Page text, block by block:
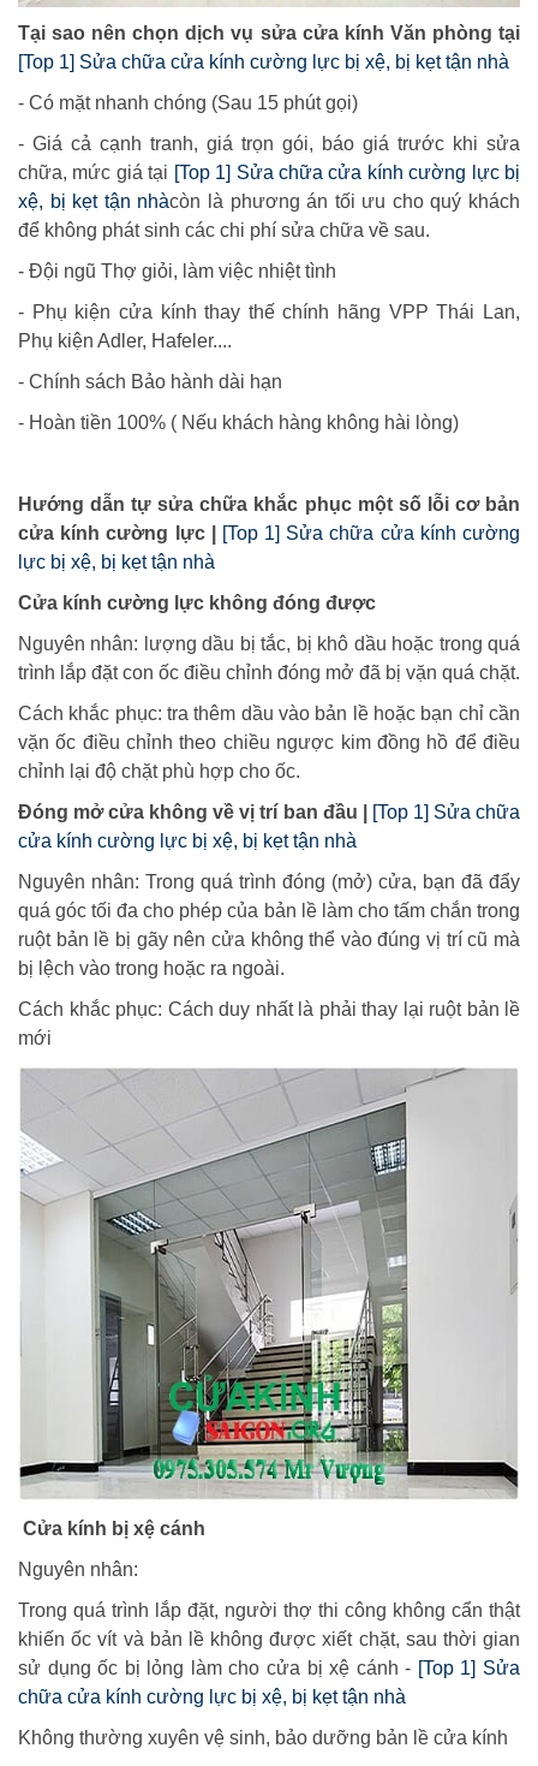
Tại sao nên chọn dịch vụ sửa cửa kính Văn phòng tại
[Top 1] Sửa chữa cửa kính cường lực bị xệ, bị kẹt tận nhà
- Có mặt nhanh chóng (Sau 15 phút gọi)
- Giá cả cạnh tranh, giá trọn gói, báo giá trước khi sửa
chữa, mức giá tại [Top 1] Sửa chữa cửa kính cường lực bị
xệ, bị kẹt tận nhàcòn là phương án tối ưu cho quý khách
để không phát sinh các chi phí sửa chữa về sau.
- Đội ngũ Thợ giỏi, làm việc nhiệt tình
- Phụ kiện cửa kính thay thế chính hãng VPP Thái Lan,
Phụ kiện Adler, Hafeler....
- Chính sách Bảo hành dài hạn
- Hoàn tiền 100% ( Nếu khách hàng không hài lòng)
Hướng dẫn tự sửa chữa khắc phục một số lỗi cơ bản
cửa kính cường lực |
[Top 1] Sửa chữa cửa kính cường
lực bị xệ, bị kẹt tận nhà
Cửa kính cường lực không đóng được
Nguyên nhân: lượng dầu bị tắc, bị khô dầu hoặc trong quá
trình lắp đặt con ốc điều chỉnh đóng mở đã bị vặn quá chặt.
Cách khắc phục: tra thêm dầu vào bản lề hoặc bạn chỉ cần
vặn ốc điều chỉnh theo chiều ngược kim đồng hồ để điều
chỉnh lại độ chặt phù hợp cho ốc.
Đóng mở cửa không về vị trí ban đầu |
[Top 1] Sửa chữa
cửa kính cường lực bị xệ, bị kẹt tận nhà
Nguyên nhân: Trong quá trình đóng (mở) cửa, bạn đã đẩy
quá góc tối đa cho phép của bản lề làm cho tấm chắn trong
ruột bản lề bị gãy nên cửa không thể vào đúng vị trí cũ mà
bị lệch vào trong hoặc ra ngoài.
Cách khắc phục: Cách duy nhất là phải thay lại ruột bản lề
mới
Cửa kính bị xệ cánh
Nguyên nhân:
Trong quá trình lắp đặt, người thợ thi công không cẩn thật
khiến ốc vít và bản lề không được xiết chặt, sau thời gian
sử dụng ốc bị lỏng làm cho cửa bị xệ cánh - [Top 1] Sửa
chữa cửa kính cường lực bị xệ, bị kẹt tận nhà
Không thường xuyên vệ sinh, bảo dưỡng bản lề cửa kính